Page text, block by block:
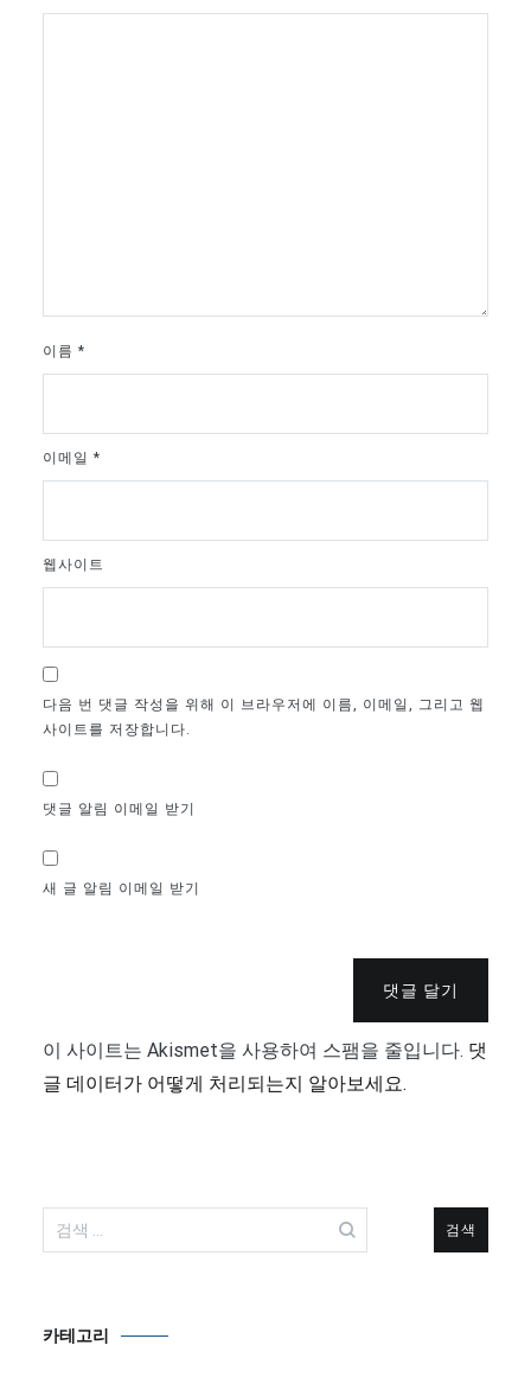
이름 *
이메일 *
웹사이트
다음 번 댓글 작성을 위해 이 브라우저에 이름, 이메일, 그리고 웹
사이트를 저장합니다.
댓글 알림 이메일 받기
새 글 알림 이메일 받기
댓글 달기
이 사이트는 Akismet을 사용하여 스팸을 줄입니다. 댓
글 데이터가 어떻게 처리되는지 알아보세요.
색:
카테고리